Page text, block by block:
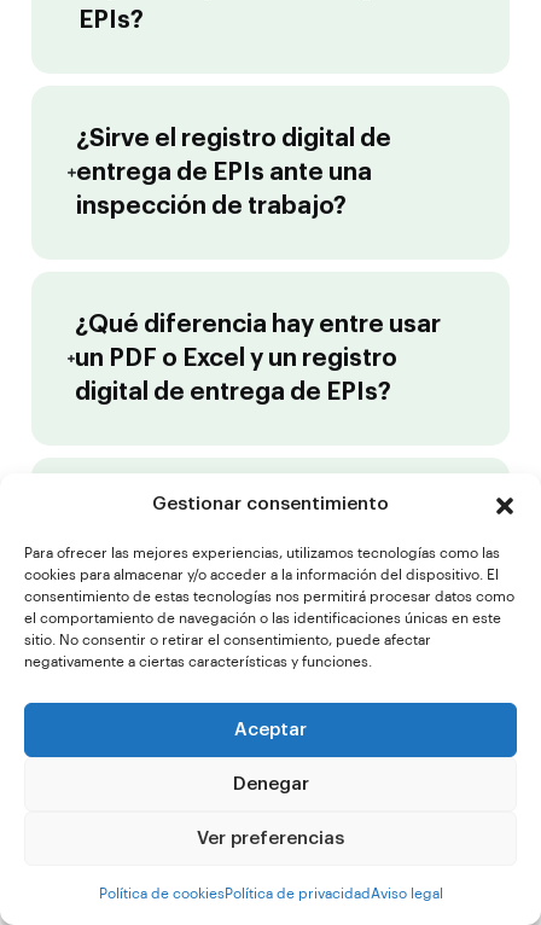
Gestionar consentimiento
Para ofrecer las mejores experiencias, utilizamos tecnologías como las
cookies para almacenar y/o acceder a la información del dispositivo. El
consentimiento de estas tecnologías nos permitirá procesar datos como
el comportamiento de navegación o las identificaciones únicas en este
sitio. No consentir o retirar el consentimiento, puede afectar
negativamente a ciertas características y funciones.
Aceptar
Denegar
Ver preferencias
Política de cookiesPolítica de privacidad Aviso legal
EPIs?
¿Sirve el registro digital de
entrega de EPIs ante una
inspección de trabajo?
¿Qué diferencia hay entre usar
un PDF o Excel y un registro
digital de entrega de EPIs?
¿Qué EPIs deben registrarse y
cuáles se consideran
consumibles?
los manuales de uso de los EPIs?
¿Se pueden generar informes de
consumo por trabajador o por